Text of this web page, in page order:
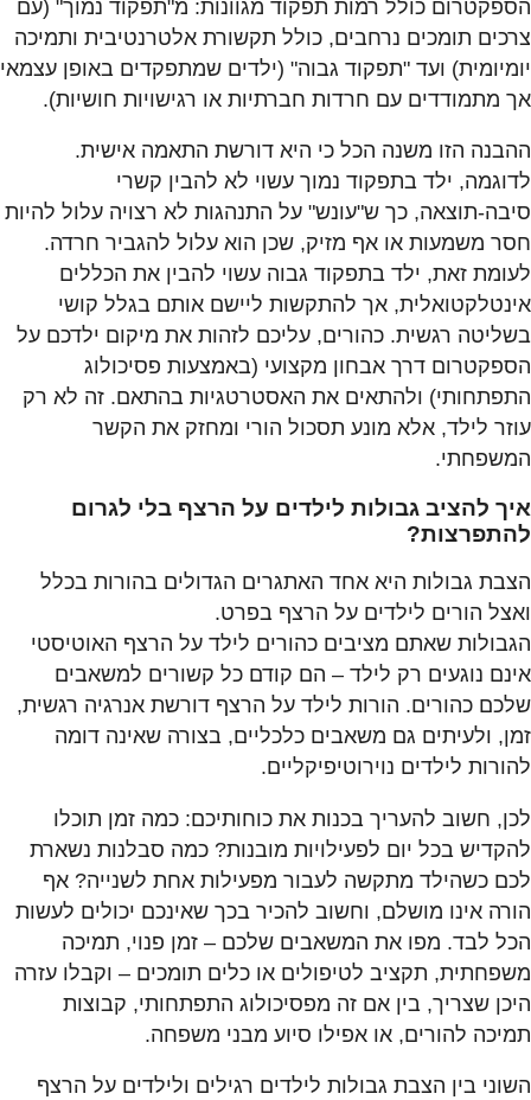
הספקטרום כולל רמות תפקוד מגוונות: מ"תפקוד נמוך" (עם
צרכים תומכים נרחבים, כולל תקשורת אלטרנטיבית ותמיכה
יומיומית) ועד "תפקוד גבוה" (ילדים שמתפקדים באופן עצמאי
אך מתמודדים עם חרדות חברתיות או רגישויות חושיות).
ההבנה הזו משנה הכל כי היא דורשת התאמה אישית.
לדוגמה, ילד בתפקוד נמוך עשוי לא להבין קשרי
סיבה-תוצאה, כך ש"עונש" על התנהגות לא רצויה עלול להיות
חסר משמעות או אף מזיק, שכן הוא עלול להגביר חרדה.
לעומת זאת, ילד בתפקוד גבוה עשוי להבין את הכללים
אינטלקטואלית, אך להתקשות ליישם אותם בגלל קושי
בשליטה רגשית. כהורים, עליכם לזהות את מיקום ילדכם על
הספקטרום דרך אבחון מקצועי (באמצעות פסיכולוג
התפתחותי) ולהתאים את האסטרטגיות בהתאם. זה לא רק
עוזר לילד, אלא מונע תסכול הורי ומחזק את הקשר
המשפחתי.
איך להציב גבולות לילדים על הרצף בלי לגרום
להתפרצות?
הצבת גבולות היא אחד האתגרים הגדולים בהורות בכלל
ואצל הורים לילדים על הרצף בפרט.
הגבולות שאתם מציבים כהורים לילד על הרצף האוטיסטי
אינם נוגעים רק לילד – הם קודם כל קשורים למשאבים
שלכם כהורים. הורות לילד על הרצף דורשת אנרגיה רגשית,
זמן, ולעיתים גם משאבים כלכליים, בצורה שאינה דומה
להורות לילדים נוירוטיפיקליים.
לכן, חשוב להעריך בכנות את כוחותיכם: כמה זמן תוכלו
להקדיש בכל יום לפעילויות מובנות? כמה סבלנות נשארת
לכם כשהילד מתקשה לעבור מפעילות אחת לשנייה? אף
הורה אינו מושלם, וחשוב להכיר בכך שאינכם יכולים לעשות
הכל לבד. מפו את המשאבים שלכם – זמן פנוי, תמיכה
משפחתית, תקציב לטיפולים או כלים תומכים – וקבלו עזרה
היכן שצריך, בין אם זה מפסיכולוג התפתחותי, קבוצות
תמיכה להורים, או אפילו סיוע מבני משפחה.
השוני בין הצבת גבולות לילדים רגילים ולילדים על הרצף